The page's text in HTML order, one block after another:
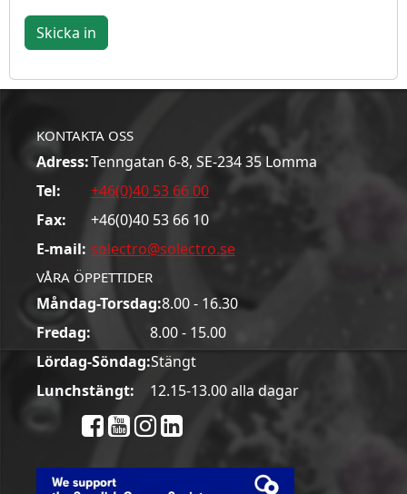
Skicka in
KONTAKTA OSS
Adress:Tenngatan 6-8, SE-234 35 Lomma
Tel:
+46(0)40 53 66 00
Fax:
+46(0)40 53 66 10
E-mail: solectro@solectro.se
VÅRA ÖPPETTIDER
Måndag-Torsdag:8.00 - 16.30
Fredag:
8.00 - 15.00
Lördag-Söndag:Stängt
Lunchstängt:
12.15-13.00 alla dagar